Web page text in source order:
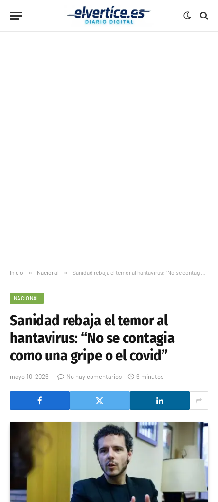
Inicio » Nacional » Sanidad rebaja el temor al hantavirus: “No se contagia como una gripe o el covid”
NACIONAL
Sanidad rebaja el temor al
hantavirus: “No se contagia
como una gripe o el covid”
mayo 10, 2026 No hay comentarios 6 minutos